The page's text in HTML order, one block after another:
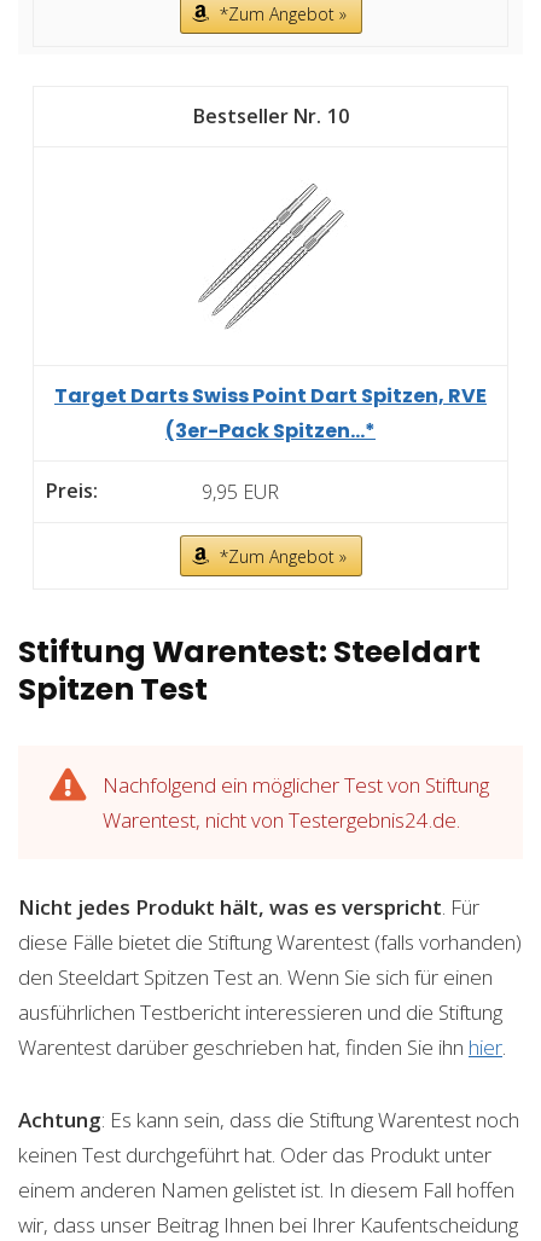
*Zum Angebot »
10
Target Darts Swiss Point Dart Spitzen, RVE
(3er-Pack Spitzen...*
9,95 EUR
*Zum Angebot »
Stiftung Warentest: Steeldart
Spitzen Test
Nachfolgend ein möglicher Test von Stiftung
Warentest, nicht von Testergebnis24.de.
Nicht jedes Produkt hält, was es verspricht. Für
diese Fälle bietet die Stiftung Warentest (falls vorhanden)
den Steeldart Spitzen Test an. Wenn Sie sich für einen
ausführlichen Testbericht interessieren und die Stiftung
Warentest darüber geschrieben hat, finden Sie ihn hier.
Achtung: Es kann sein, dass die Stiftung Warentest noch
keinen Test durchgeführt hat. Oder das Produkt unter
einem anderen Namen gelistet ist. In diesem Fall hoffen
wir, dass unser Beitrag Ihnen bei Ihrer Kaufentscheidung